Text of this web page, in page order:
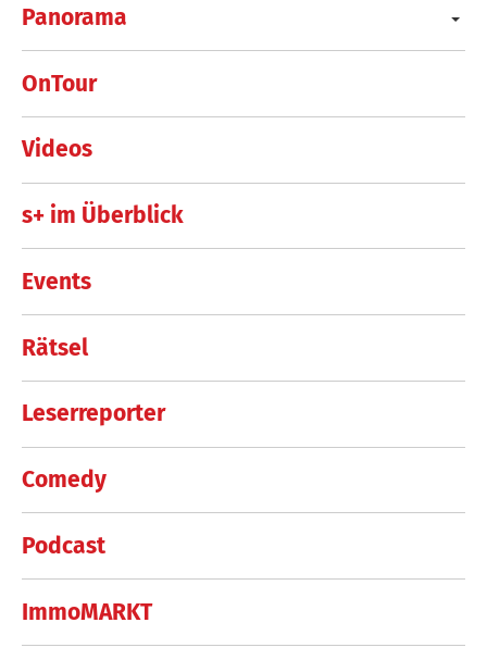
Panorama
OnTour
Videos
s+ im Überblick
Events
Rätsel
Leserreporter
Comedy
Podcast
ImmoMARKT